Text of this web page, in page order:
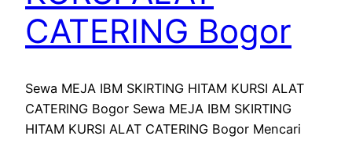
CATERING Bogor
Sewa MEJA IBM SKIRTING HITAM KURSI ALAT
CATERING Bogor Sewa MEJA IBM SKIRTING
HITAM KURSI ALAT CATERING Bogor Mencari